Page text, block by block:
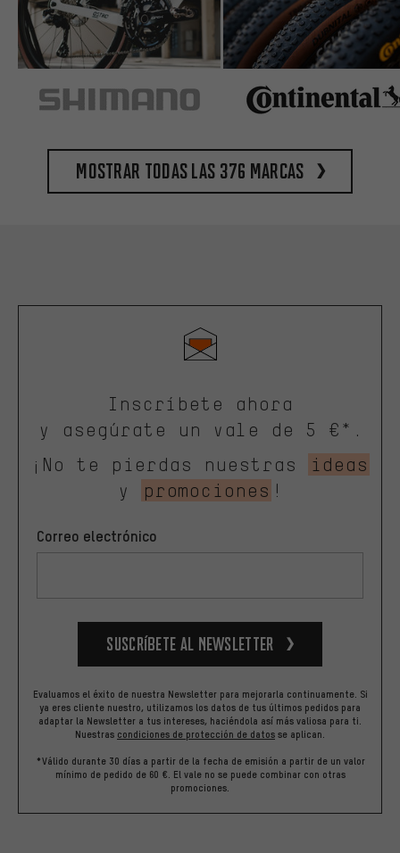
Mostrar todas las 376 marcas
Inscríbete ahora
y asegúrate un vale de 5 €*.
¡No te pierdas nuestras
ideas
y
promociones !
Correo electrónico
Suscríbete al newsletter
Evaluamos el éxito de nuestra Newsletter para mejorarla continuamente. Si
ya eres cliente nuestro, utilizamos los datos de tus últimos pedidos para
adaptar la Newsletter a tus intereses, haciéndola así más valiosa para ti.
Nuestras condiciones de protección de datos se aplican.
*Válido durante 30 días a partir de la fecha de emisión a partir de un valor
mínimo de pedido de 60 €. El vale no se puede combinar con otras
promociones.